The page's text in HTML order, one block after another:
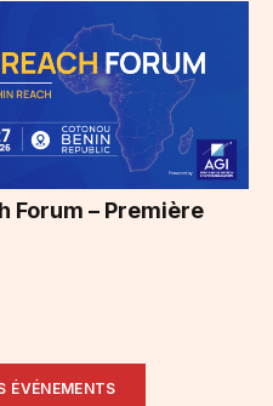
Forum – Première
ÉVÉNEMENTS